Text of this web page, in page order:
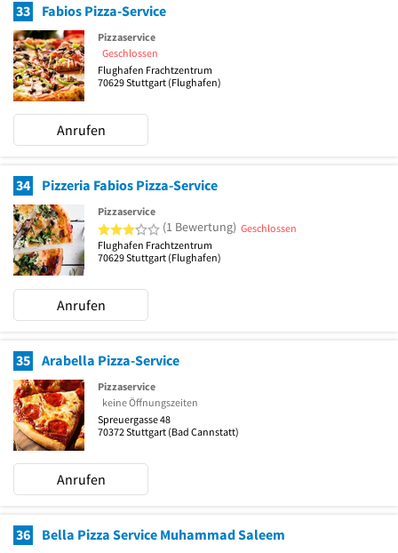
33 Fabios Pizza-Service
Pizzaservice
Geschlossen
Flughafen Frachtzentrum
70629Stuttgart (Flughafen)
Anrufen
34 Pizzeria Fabios Pizza-Service
Pizzaservice
3 von 5 Sternen
(1 Bewertung) Geschlossen
Flughafen Frachtzentrum
70629Stuttgart (Flughafen)
Anrufen
35 Arabella Pizza-Service
Pizzaservice
keine Öffnungszeiten
Spreuergasse 48
70372Stuttgart (Bad Cannstatt)
Anrufen
36 Bella Pizza Service Muhammad Saleem